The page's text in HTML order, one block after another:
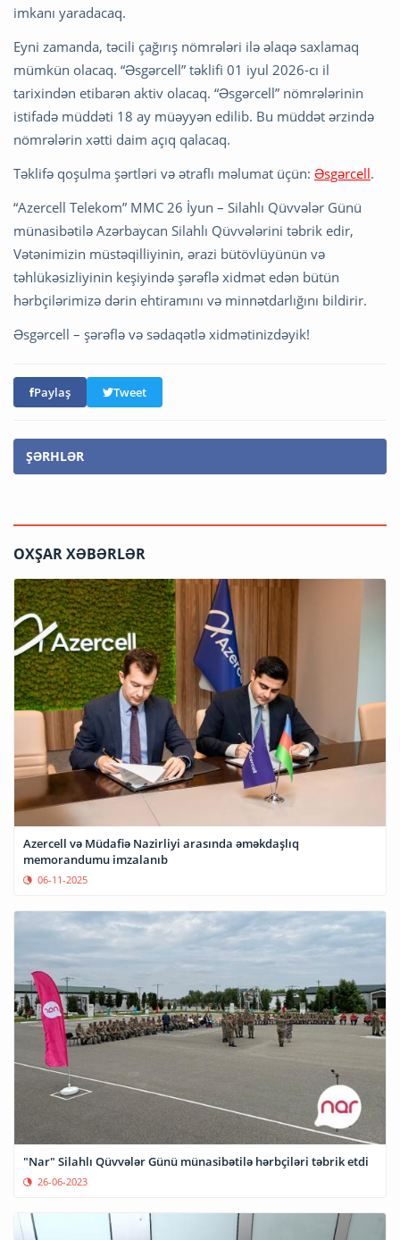
imkanı yaradacaq.
Eyni zamanda, təcili çağırış nömrələri ilə əlaqə saxlamaq
mümkün olacaq. “Əsgərcell” təklifi 01 iyul 2026-cı il
tarixindən etibarən aktiv olacaq. “Əsgərcell” nömrələrinin
istifadə müddəti 18 ay müəyyən edilib. Bu müddət ərzində
nömrələrin xətti daim açıq qalacaq.
Təklifə qoşulma şərtləri və ətraflı məlumat üçün: Əsgərcell.
“Azercell Telekom” MMC 26 İyun – Silahlı Qüvvələr Günü
münasibətilə Azərbaycan Silahlı Qüvvələrini təbrik edir,
Vətənimizin müstəqilliyinin, ərazi bütövlüyünün və
təhlükəsizliyinin keşiyində şərəflə xidmət edən bütün
hərbçilərimizə dərin ehtiramını və minnətdarlığını bildirir.
Əsgərcell – şərəflə və sədaqətlə xidmətinizdəyik!
Paylaş Tweet
ŞƏRHLƏR
OXŞAR XƏBƏRLƏR
Azercell və Müdafiə Nazirliyi arasında əməkdaşlıq
memorandumu imzalanıb
06-11-2025
"Nar" Silahlı Qüvvələr Günü münasibətilə hərbçiləri təbrik etdi
26-06-2023